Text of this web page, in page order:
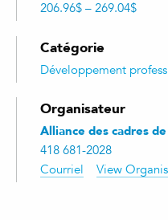
206.96$ – 269.04$
Catégorie
Développement
Organisateur
Alliance des cadres
418 681-2028
Courriel
View